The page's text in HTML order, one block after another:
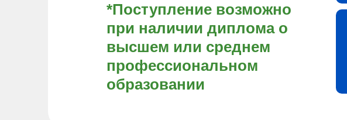
*Поступление возможно
при наличии диплома о
высшем или среднем
профессиональном
образовании